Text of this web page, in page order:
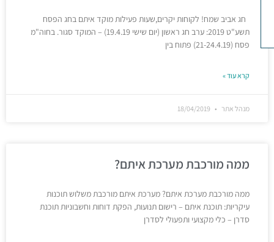
חג אביב שמח! לקוחות יקרים,שעות פעילות מוקד איתם בחג הפסח
תשע"ט 2019: ערב חג ראשון (יום שישי 19.4.19) – המוקד סגור. בחוה"מ
פסח (21-24.4.19) פתוח בין
קרא עוד »
מנהל אתר 18/04/2019
ממה מורכבת מערכת איתם?
ממה מורכבת מערכת איתם? מערכת איתם מורכבת משלוש תוכנות
עיקריות: תוכנת איתם – רישום תנועות, הפקת דוחות וחשבוניות תוכנת
סדרן – כלי מקצועי ותפעולי לסדרן